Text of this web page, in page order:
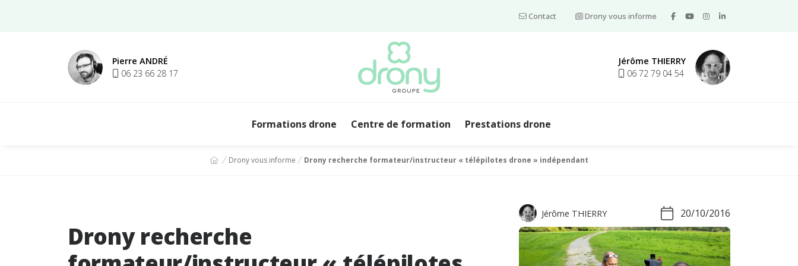
Contact Drony vous informe
Pierre ANDRÉ
06 23 66 28 17
Jérôme THIERRY
06 72 79 04 54
Formations drone Centre de formation Prestations drone
Drony vous informe Drony recherche formateur/instructeur « télépilotes drone » indépendant
Drony recherche
Jérôme THIERRY 20/10/2016